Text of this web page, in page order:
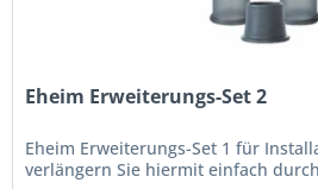
Eheim Erweiterungs-Set 2
Eheim Erweiterungs-Set 1 für
verlängern Sie hiermit einfach